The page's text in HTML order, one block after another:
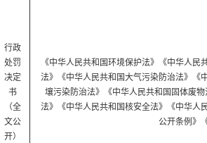
行政
处罚
决定
书
（全
文公
开）
《中华人民共和国环境保护法》《中华人
法》《中华人民共和国大气污染防治法》《
壤污染防治法》《中华人民共和国固体废
法》《中华人民共和国核安全法》《中华人
公开条例》